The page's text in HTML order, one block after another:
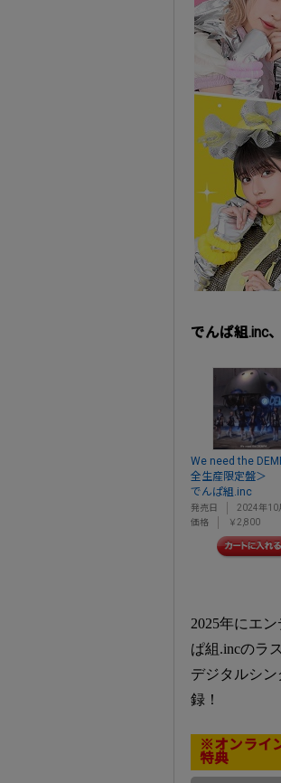
でんぱ組.inc
We need the
全生産限定盤＞
でんぱ組.inc
発売日
2024年10
価格
￥2,800
2025年にエ
ぱ組.incのラ
デジタルシ
録！
※オンライ
特典